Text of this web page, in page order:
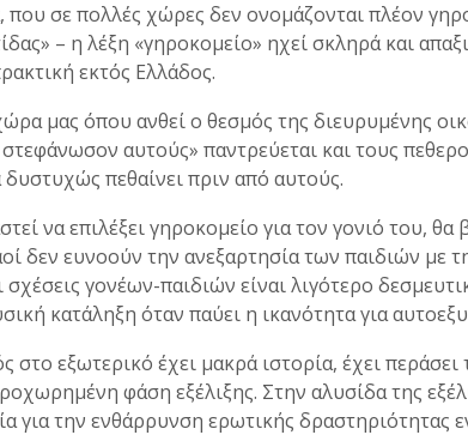
που σε πολλές χώρες δεν ονομάζονται πλέον
– η λέξη «γηροκομείο» ηχεί σκληρά και
εκτός Ελλάδος.
μας όπου ανθεί ο θεσμός της διευρυμένης
στεφάνωσον αυτούς» παντρεύεται και τους
δυστυχώς πεθαίνει πριν από αυτούς.
να επιλέξει γηροκομείο για τον γονιό του, θα
δεν ευνοούν την ανεξαρτησία των παιδιών με
γονέων-παιδιών είναι λιγότερο
κατάληξη όταν παύει η ικανότητα για
στο εξωτερικό έχει μακρά ιστορία, έχει
φάση εξέλιξης. Στην αλυσίδα της
για την ενθάρρυνση ερωτικής δραστηριότητας